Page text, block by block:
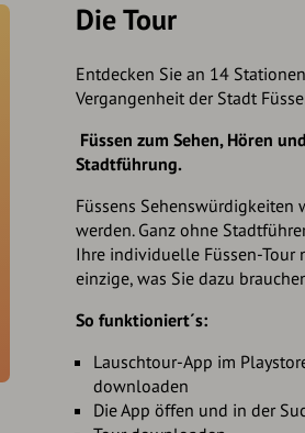
Die Tour
Entdecken Sie an 14
Vergangenheit der Stadt
Füssen zum Sehen, Hören
Stadtführung.
Füssens Sehenswürdigkeiten
werden. Ganz ohne
Ihre individuelle Füssen-Tour
einzige, was Sie dazu
So funktioniert´s:
Lauschtour-App im
downloaden
Die App öffen und in der